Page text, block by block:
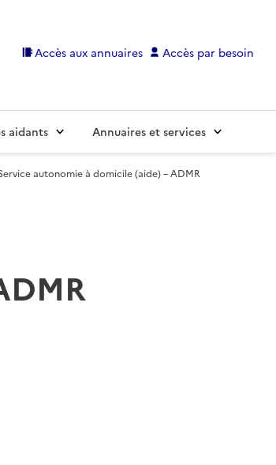
Accès aux annuaires Accès par besoin
aidants Annuaires et services
autonomie à domicile (aide) – ADMR